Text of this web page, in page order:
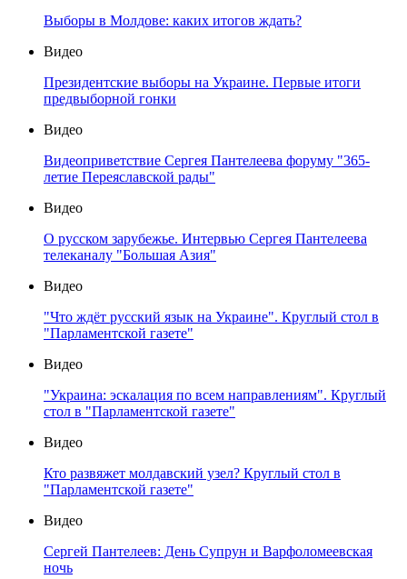
Выборы в Молдове: каких итогов ждать?
Видео
Президентские выборы на Украине. Первые итоги
предвыборной гонки
Видео
Видеоприветствие Сергея Пантелеева форуму "365-
летие Переяславской рады"
Видео
О русском зарубежье. Интервью Сергея Пантелеева
телеканалу "Большая Азия"
Видео
"Что ждёт русский язык на Украине". Круглый стол в
"Парламентской газете"
Видео
"Украина: эскалация по всем направлениям". Круглый
стол в "Парламентской газете"
Видео
Кто развяжет молдавский узел? Круглый стол в
"Парламентской газете"
Видео
Сергей Пантелеев: День Супрун и Варфоломеевская
ночь